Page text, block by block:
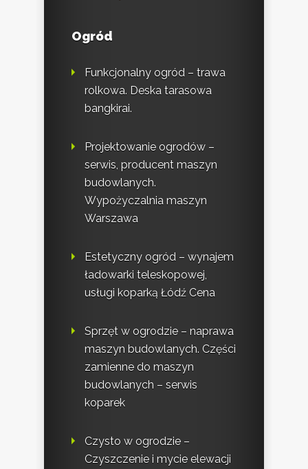
Ogród
Funkcjonalny ogród – trawa
rolkowa. Deska tarasowa
bangkirai.
Projektowanie ogrodów –
serwis, producent maszyn
budowlanych.
Wypożyczalnia maszyn
Warszawa
Estetyczny ogród – wynajem
ładowarki teleskopowej,
usługi koparką Łódź Cena
Sprzęt w ogrodzie – naprawa
maszyn budowlanych. Części
zamienne do maszyn
budowlanych – serwis
koparek
Czysto w ogrodzie –
Czyszczenie i mycie elewacji